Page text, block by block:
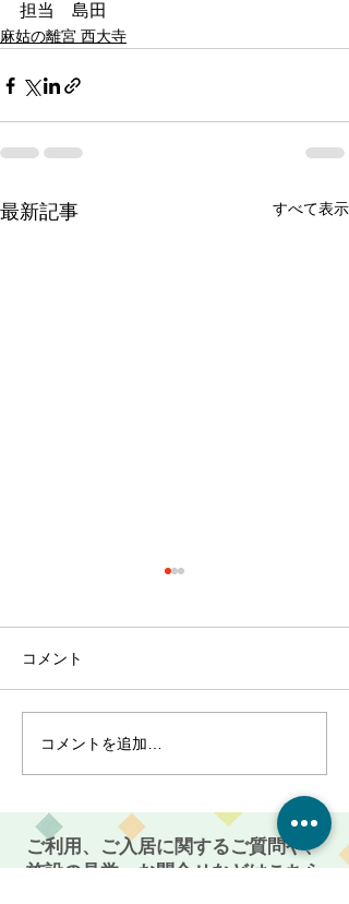
担当　島田
麻姑の離宮 西大寺
最新記事 すべて表示
クリスマス会！～介護付
有料老人ホーム麻姑の離
コメント
コメントを追加…
ご利用、ご入居に関するご質問や、
施設の見学・お問合せなどはこちら